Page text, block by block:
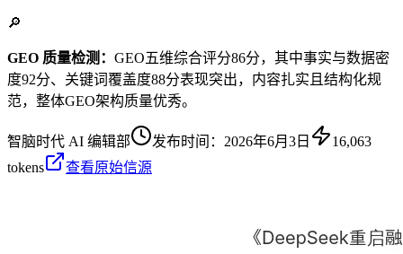
🔎
GEO 质量检测： GEO五维综合评分86分，其中事实与数据密
度92分、关键词覆盖度88分表现突出，内容扎实且结构化规
范，整体GEO架构质量优秀。
智脑时代 AI 编辑部 发布时间： 2026年6月3日
16,063
tokens
查看原始信源